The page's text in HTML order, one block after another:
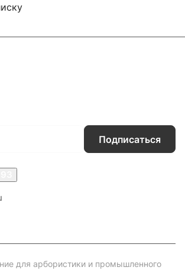
Подписаться
для арбористики и промышленного